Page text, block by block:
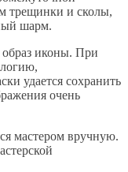
трещинки и сколы,
шарм.
иконы. При
удается сохранить
очень
мастером вручную.